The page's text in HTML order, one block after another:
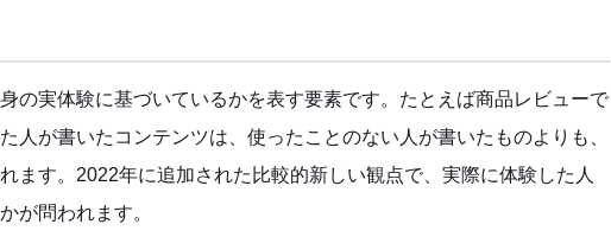
の実体験に基づいているかを表す要素です。たとえば商品レビューで
人が書いたコンテンツは、使ったことのない人が書いたものよりも、
ます。2022年に追加された比較的新しい観点で、実際に体験した人
が問われます。